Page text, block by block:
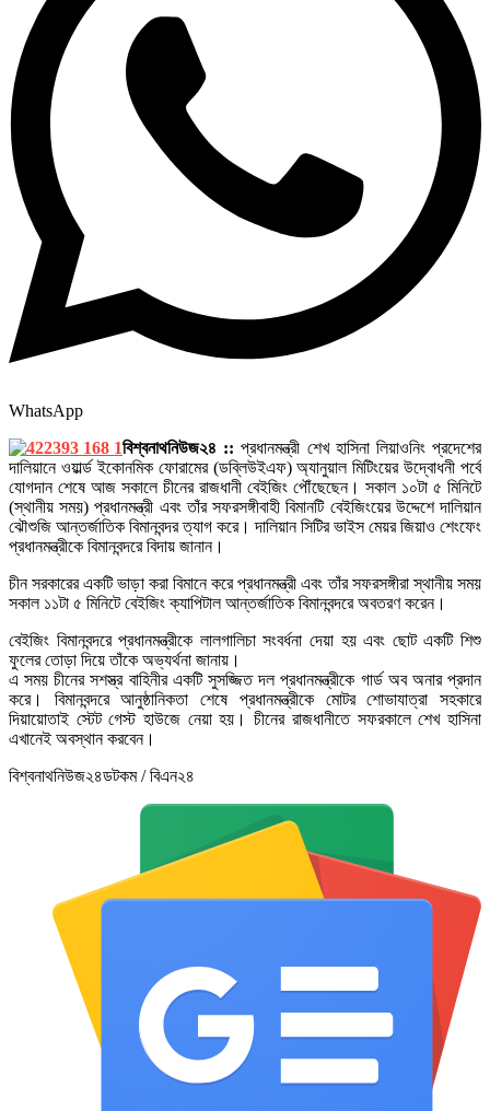
WhatsApp
বিশ্বনাথনিউজ২৪ :: প্রধানমন্ত্রী শেখ হাসিনা লিয়াওনিং প্রদেশের
দালিয়ানে ওয়ার্ল্ড ইকোনমিক ফোরামের (ডব্লিউইএফ) অ্যানুয়াল মিটিংয়ের উদ্বোধনী পর্বে
যোগদান শেষে আজ সকালে চীনের রাজধানী বেইজিং পৌঁছেছেন। সকাল ১০টা ৫ মিনিটে
(স্থানীয় সময়) প্রধানমন্ত্রী এবং তাঁর সফরসঙ্গীবাহী বিমানটি বেইজিংয়ের উদ্দেশে দালিয়ান
ঝৌশুজি আন্তর্জাতিক বিমানবন্দর ত্যাগ করে। দালিয়ান সিটির ভাইস মেয়র জিয়াও শেংফেং
প্রধানমন্ত্রীকে বিমানবন্দরে বিদায় জানান।
চীন সরকারের একটি ভাড়া করা বিমানে করে প্রধানমন্ত্রী এবং তাঁর সফরসঙ্গীরা স্থানীয় সময়
সকাল ১১টা ৫ মিনিটে বেইজিং ক্যাপিটাল আন্তর্জাতিক বিমানবন্দরে অবতরণ করেন।
বেইজিং বিমানবন্দরে প্রধানমন্ত্রীকে লালগালিচা সংবর্ধনা দেয়া হয় এবং ছোট একটি শিশু
ফুলের তোড়া দিয়ে তাঁকে অভ্যর্থনা জানায়।
এ সময় চীনের সশস্ত্র বাহিনীর একটি সুসজ্জিত দল প্রধানমন্ত্রীকে গার্ড অব অনার প্রদান
করে। বিমানবন্দরে আনুষ্ঠানিকতা শেষে প্রধানমন্ত্রীকে মোটর শোভাযাত্রা সহকারে
দিয়ায়োতাই স্টেট গেস্ট হাউজে নেয়া হয়। চীনের রাজধানীতে সফরকালে শেখ হাসিনা
এখানেই অবস্থান করবেন।
বিশ্বনাথনিউজ২৪ডটকম / বিএন২৪